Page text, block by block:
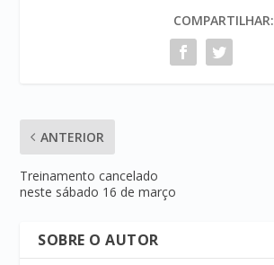
COMPARTILHAR:
ANTERIOR
Treinamento cancelado
neste sábado 16 de março
SOBRE O AUTOR